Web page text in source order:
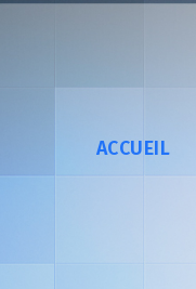
ACCUEIL